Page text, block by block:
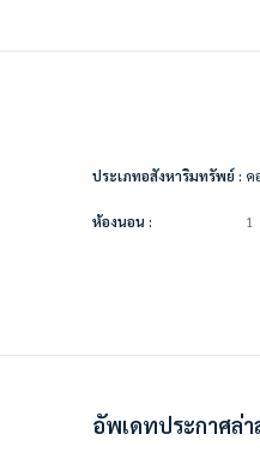
ประเภทอสังหาริมทรัพย์ : ค
ห้องนอน : 1
อัพเดทประกาศล่า